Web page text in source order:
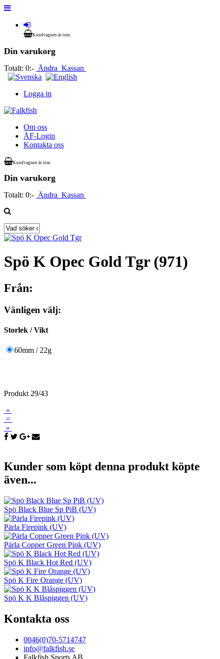
Kundvagnen är tom.
Din varukorg
Totalt: 0:- Ändra Kassan
Logga in
Om oss
ÅF-Login
Kontakta oss
Kundvagnen är tom.
Din varukorg
Totalt: 0:- Ändra Kassan
Spö K Opec Gold Tgr (971)
Från:
Vänligen välj:
Storlek / Vikt
60mm / 22g
Produkt 29/43
«
=
»
Kunder som köpt denna produkt köpte
även...
Spö Black Blue Sp PiB (UV)
Pärla Firepink (UV)
Pärla Copper Green Pink (UV)
Spö K Black Hot Red (UV)
Spö K Fire Orange (UV)
Spö K K Blåspiggen (UV)
Kontakta oss
0046(0)70-5714747
info@falkfish.se
Falkfish Sports AB